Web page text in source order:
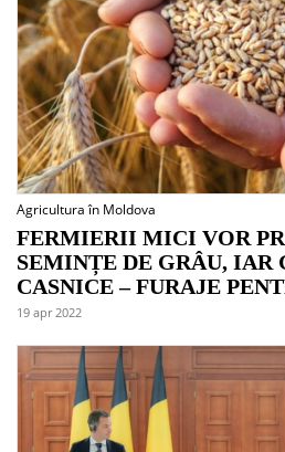
Agricultura în Moldova
FERMIERII MICI VOR
SEMINȚE DE GRÂU, IAR
CASNICE – FURAJE
19 apr 2022